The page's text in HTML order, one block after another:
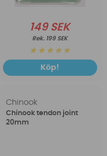
149 SEK
199 SEK
Köp!
Chinook
Chinook tendon joint
20mm